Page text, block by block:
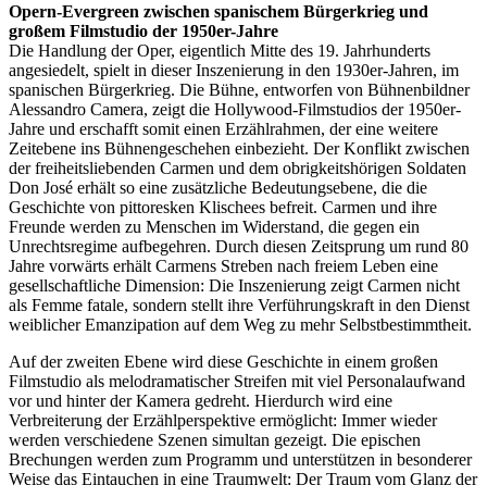
Opern-Evergreen zwischen spanischem Bürgerkrieg und
großem Filmstudio der 1950er-Jahre
Die Handlung der Oper, eigentlich Mitte des 19. Jahrhunderts
angesiedelt, spielt in dieser Inszenierung in den 1930er-Jahren, im
spanischen Bürgerkrieg. Die Bühne, entworfen von Bühnenbildner
Alessandro Camera, zeigt die Hollywood-Filmstudios der 1950er-
Jahre und erschafft somit einen Erzählrahmen, der eine weitere
Zeitebene ins Bühnengeschehen einbezieht. Der Konflikt zwischen
der freiheitsliebenden Carmen und dem obrigkeitshörigen Soldaten
Don José erhält so eine zusätzliche Bedeutungsebene, die die
Geschichte von pittoresken Klischees befreit. Carmen und ihre
Freunde werden zu Menschen im Widerstand, die gegen ein
Unrechtsregime aufbegehren. Durch diesen Zeitsprung um rund 80
Jahre vorwärts erhält Carmens Streben nach freiem Leben eine
gesellschaftliche Dimension: Die Inszenierung zeigt Carmen nicht
als Femme fatale, sondern stellt ihre Verführungskraft in den Dienst
weiblicher Emanzipation auf dem Weg zu mehr Selbstbestimmtheit.
Auf der zweiten Ebene wird diese Geschichte in einem großen
Filmstudio als melodramatischer Streifen mit viel Personalaufwand
vor und hinter der Kamera gedreht. Hierdurch wird eine
Verbreiterung der Erzählperspektive ermöglicht: Immer wieder
werden verschiedene Szenen simultan gezeigt. Die epischen
Brechungen werden zum Programm und unterstützen in besonderer
Weise das Eintauchen in eine Traumwelt: Der Traum vom Glanz der